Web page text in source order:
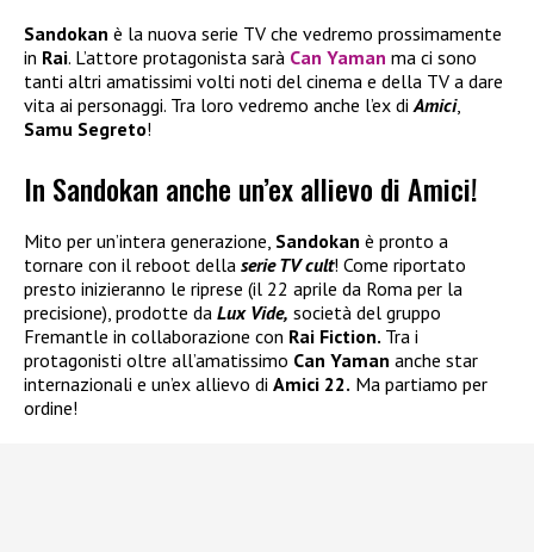
Sandokan è la nuova serie TV che vedremo prossimamente
in Rai. L’attore protagonista sarà Can Yaman ma ci sono
tanti altri amatissimi volti noti del cinema e della TV a dare
vita ai personaggi. Tra loro vedremo anche l’ex di Amici,
Samu Segreto!
In Sandokan anche un’ex allievo di Amici!
Mito per un’intera generazione, Sandokan è pronto a
tornare con il reboot della serie TV cult! Come riportato
presto inizieranno le riprese (il 22 aprile da Roma per la
precisione), prodotte da Lux Vide, società del gruppo
Fremantle in collaborazione con Rai Fiction. Tra i
protagonisti oltre all’amatissimo Can Yaman anche star
internazionali e un’ex allievo di Amici 22. Ma partiamo per
ordine!